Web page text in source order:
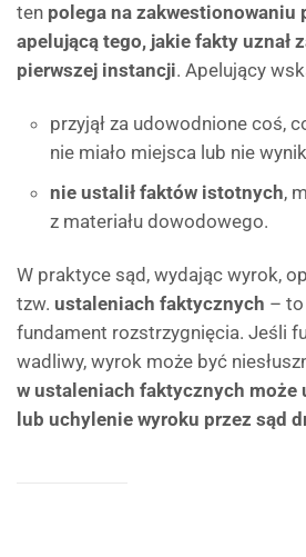
ten polega na zakwestionowaniu
apelującą tego, jakie fakty uznał
pierwszej instancji. Apelujący
przyjął za udowodnione coś,
nie miało miejsca lub nie
nie ustalił faktów istotnych,
z materiału dowodowego.
W praktyce sąd, wydając wyrok,
tzw. ustaleniach faktycznych –
fundament rozstrzygnięcia. Jeśli
wadliwy, wyrok może być
w ustaleniach faktycznych może
lub uchylenie wyroku przez sąd